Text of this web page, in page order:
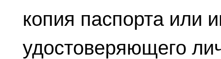
копия паспорта или
удостоверяющего